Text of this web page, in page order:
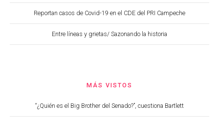
Reportan casos de Covid-19 en el CDE del PRI Campeche
Entre líneas y grietas/ Sazonando la historia
MÁS VISTOS
“¿Quién es el Big Brother del Senado?”, cuestiona Bartlett